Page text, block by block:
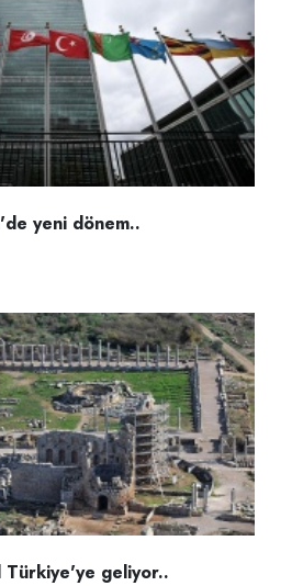
yeni dönem..
Türkiye'ye geliyor..